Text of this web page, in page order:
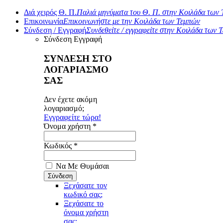
Διά χειρός Θ. Π.Παλιά μηνύματα του Θ. Π. στην Κοιλάδα των
ΕπικοινωνίαΕπικοινωνήστε με την Κοιλάδα των Τεμπών
Σύνδεση / ΕγγραφήΣυνδεθείτε / εγγραφείτε στην Κοιλάδα των
Σύνδεση Εγγραφή
ΣΥΝΔΕΣΗ ΣΤΟ
ΛΟΓΑΡΙΑΣΜΟ
ΣΑΣ
Δεν έχετε ακόμη
λογαριασμό;
Εγγραφείτε τώρα!
Όνομα χρήστη *
Κωδικός *
Να Με Θυμάσαι
Ξεχάσατε τον
κωδικό σας;
Ξεχάσατε το
όνομα χρήστη